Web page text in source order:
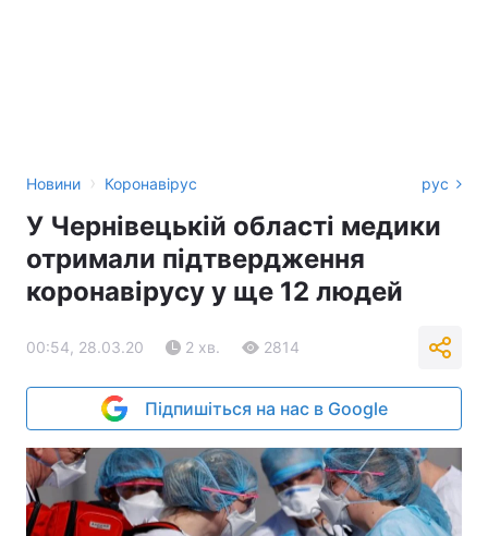
Новини › Коронавірус рус
У Чернівецькій області медики
отримали підтвердження
коронавірусу у ще 12 людей
00:54, 28.03.20 2 хв. 2814
Підпишіться на нас в Google